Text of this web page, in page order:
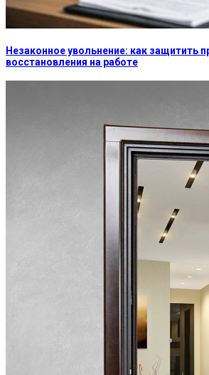
Незаконное увольнение: как защитить
восстановления на работе